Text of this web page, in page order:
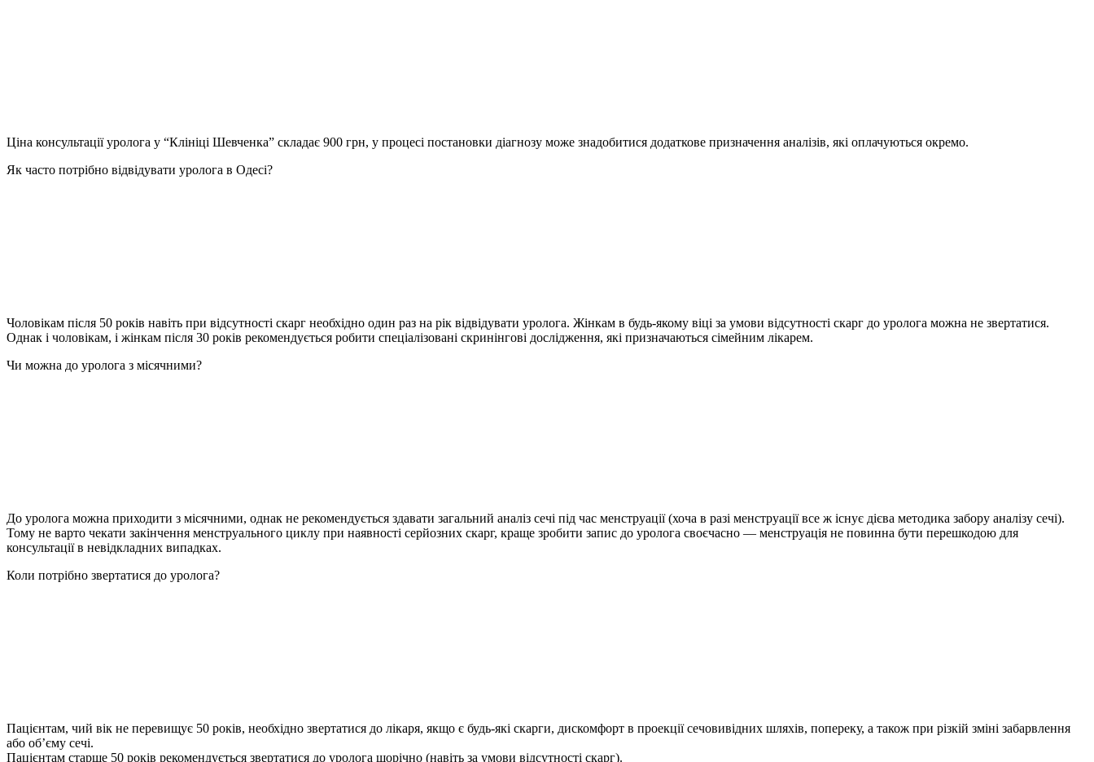
Ціна консультації уролога у “Клініці Шевченка” складає 900 грн, у процесі постановки діагнозу може знадобитися додаткове призначення аналізів, які оплачуються окремо.
Як часто потрібно відвідувати уролога в Одесі?
Чоловікам після 50 років навіть при відсутності скарг необхідно один раз на рік відвідувати уролога. Жінкам в будь-якому віці за умови відсутності скарг до уролога можна не звертатися.
Однак і чоловікам, і жінкам після 30 років рекомендується робити спеціалізовані скринінгові дослідження, які призначаються сімейним лікарем.
Чи можна до уролога з місячними?
До уролога можна приходити з місячними, однак не рекомендується здавати загальний аналіз сечі під час менструації (хоча в разі менструації все ж існує дієва методика забору аналізу сечі).
Тому не варто чекати закінчення менструального циклу при наявності серйозних скарг, краще зробити запис до уролога своєчасно — менструація не повинна бути перешкодою для
консультації в невідкладних випадках.
Коли потрібно звертатися до уролога?
Пацієнтам, чий вік не перевищує 50 років, необхідно звертатися до лікаря, якщо є будь-які скарги, дискомфорт в проекції сечовивідних шляхів, попереку, а також при різкій зміні забарвлення
або об’єму сечі.
Пацієнтам старше 50 років рекомендується звертатися до уролога щорічно (навіть за умови відсутності скарг).